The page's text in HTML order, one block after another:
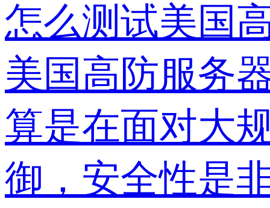
怎么测试美国
美国高防服务
算是在面对大
御，安全性是